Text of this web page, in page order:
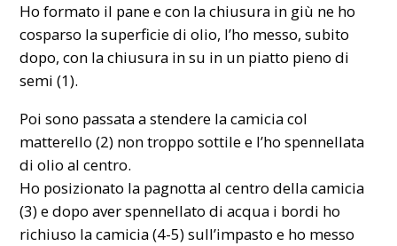
Ho formato il pane e con la chiusura in giù ne ho
cosparso la superficie di olio, l’ho messo, subito
dopo, con la chiusura in su in un piatto pieno di
semi (1).
Poi sono passata a stendere la camicia col
matterello (2) non troppo sottile e l’ho spennellata
di olio al centro.
Ho posizionato la pagnotta al centro della camicia
(3) e dopo aver spennellato di acqua i bordi ho
richiuso la camicia (4-5) sull’impasto e ho messo